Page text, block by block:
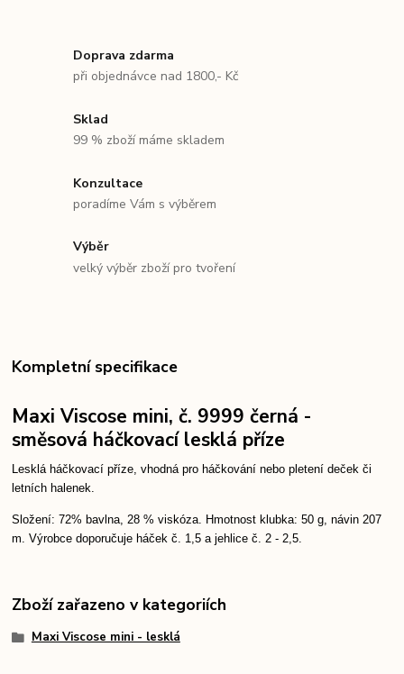
Doprava zdarma
při objednávce nad 1800,- Kč
Sklad
99 % zboží máme skladem
Konzultace
poradíme Vám s výběrem
Výběr
velký výběr zboží pro tvoření
Kompletní specifikace
Maxi Viscose mini, č. 9999 černá -
směsová háčkovací lesklá příze
Lesklá háčkovací příze, vhodná pro háčkování nebo pletení deček či
letních halenek.
Složení: 72% bavlna, 28 % viskóza. Hmotnost klubka: 50 g, návin 207
m. Výrobce doporučuje háček č. 1,5 a jehlice č. 2 - 2,5.
Zboží zařazeno v kategoriích
Maxi Viscose mini - lesklá